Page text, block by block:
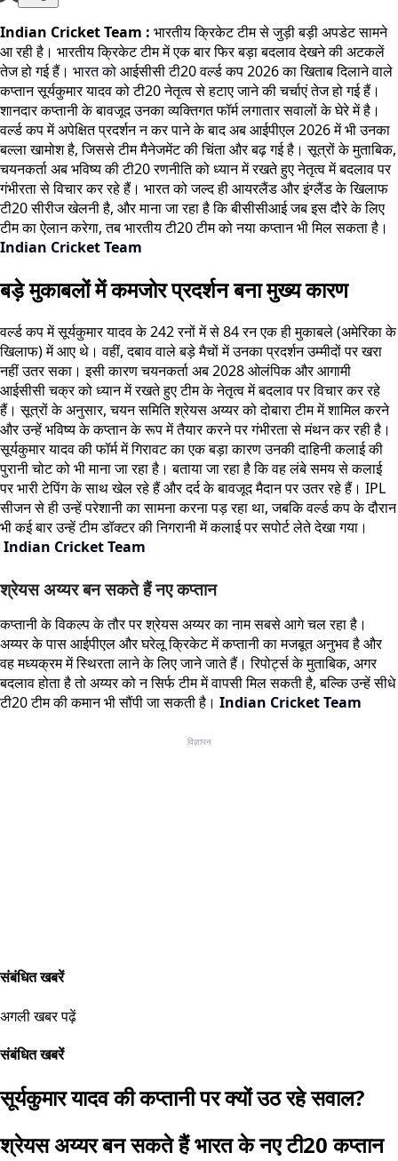
Indian Cricket Team : भारतीय क्रिकेट टीम से जुड़ी बड़ी अपडेट सामने
आ रही है। भारतीय क्रिकेट टीम में एक बार फिर बड़ा बदलाव देखने की अटकलें
तेज हो गई हैं। भारत कोआईसीसी टी20 वर्ल्ड कप 2026 का खिताब दिलाने वाले
कप्तान सूर्यकुमार यादव को टी20 नेतृत्व से हटाए जाने की चर्चाएं तेज हो गई हैं।
शानदार कप्तानी के बावजूद उनका व्यक्तिगत फॉर्म लगातार सवालों के घेरे में है।
वर्ल्ड कप में अपेक्षित प्रदर्शन न कर पाने के बाद अब आईपीएल 2026 में भी उनका
बल्ला खामोश है, जिससे टीम मैनेजमेंट की चिंता और बढ़ गई है। सूत्रों के मुताबिक,
चयनकर्ता अब भविष्य की टी20 रणनीति को ध्यान में रखते हुए नेतृत्व में बदलाव पर
गंभीरता से विचार कर रहे हैं। भारत को जल्द ही आयरलैंड और इंग्लैंड के खिलाफ
टी20 सीरीज खेलनी है, और माना जा रहा है कि बीसीसीआई जब इस दौरे के लिए
टीम का ऐलान करेगा, तब भारतीय टी20 टीम को नया कप्तान भी मिल सकता है।
Indian Cricket Team
बड़े मुकाबलों में कमजोर प्रदर्शन बना मुख्य कारण
वर्ल्ड कप में सूर्यकुमार यादव के 242 रनों में से 84 रन एक ही मुकाबले (अमेरिका के
खिलाफ) में आए थे। वहीं, दबाव वाले बड़े मैचों में उनका प्रदर्शन उम्मीदों पर खरा
नहीं उतर सका। इसी कारण चयनकर्ता अब 2028 ओलंपिक और आगामी
आईसीसी चक्र को ध्यान में रखते हुए टीम के नेतृत्व में बदलाव पर विचार कर रहे
हैं। सूत्रों के अनुसार, चयन समिति श्रेयस अय्यर को दोबारा टीम में शामिल करने
और उन्हें भविष्य के कप्तान के रूप में तैयार करने पर गंभीरता से मंथन कर रही है।
सूर्यकुमार यादव की फॉर्म में गिरावट का एक बड़ा कारण उनकी दाहिनी कलाई की
पुरानी चोट को भी माना जा रहा है। बताया जा रहा है कि वह लंबे समय से कलाई
पर भारी टेपिंग के साथ खेल रहे हैं और दर्द के बावजूद मैदान पर उतर रहे हैं। IPL
सीजन से ही उन्हें परेशानी का सामना करना पड़ रहा था, जबकि वर्ल्ड कप के दौरान
भी कई बार उन्हें टीम डॉक्टर की निगरानी में कलाई पर सपोर्ट लेते देखा गया।
Indian Cricket Team
श्रेयस अय्यर बन सकते हैं नए कप्तान
कप्तानी के विकल्प के तौर पर श्रेयस अय्यर का नाम सबसे आगे चल रहा है।
अय्यर के पास आईपीएल और घरेलू क्रिकेट में कप्तानी का मजबूत अनुभव है और
वह मध्यक्रम में स्थिरता लाने के लिए जाने जाते हैं। रिपोर्ट्स के मुताबिक, अगर
बदलाव होता है तो अय्यर को न सिर्फ टीम में वापसी मिल सकती है, बल्कि उन्हें सीधे
टी20 टीम की कमान भी सौंपी जा सकती है। Indian Cricket Team
विज्ञापन
संबंधित खबरें
अगली खबर पढ़ें
संबंधित खबरें
सूर्यकुमार यादव की कप्तानी पर क्यों उठ रहे सवाल?
श्रेयस अय्यर बन सकते हैं भारत के नए टी20 कप्तान